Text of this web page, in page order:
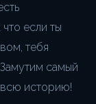
если ты
тебя
самый
всю историю!